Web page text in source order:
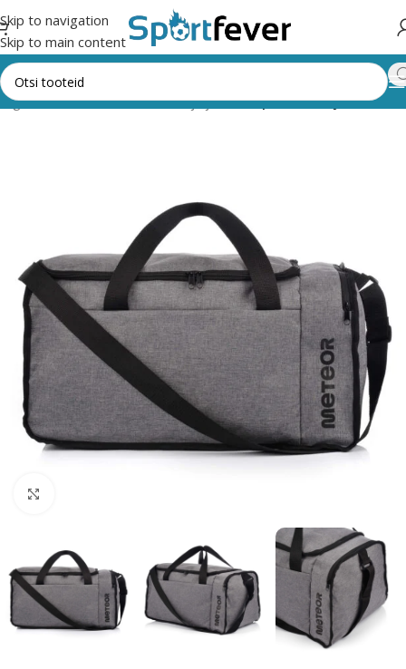
Skip to navigation
Skip to main content
Fitness,trenažöörid ja jõusaal Spordikotid ja rätikud